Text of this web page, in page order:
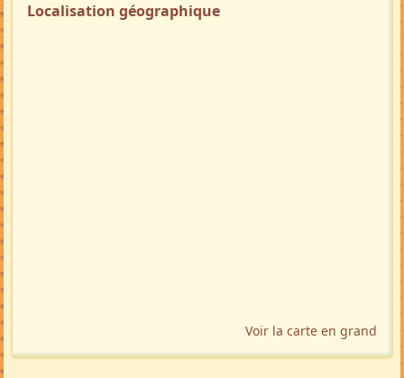
Localisation géographique
Voir la carte en grand